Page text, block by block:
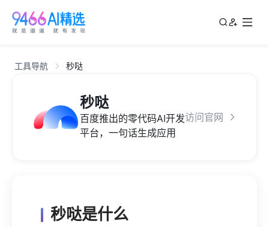
工具导航 秒哒
秒哒
百度推出的零代码AI开发
平台，一句话生成应用
访问官网
秒哒是什么